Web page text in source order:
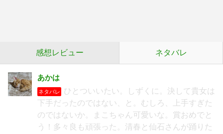
感想レビュー ネタバレ
あかは
ネタバレ
ひとついいたい。しずくに。決して貴女は
下手だったのではない、と。むしろ、上手すぎた
のではないか。まこちゃん可愛いな。賞おめでと
う！多々良も頑張った。清春と仙石さんが踊りた